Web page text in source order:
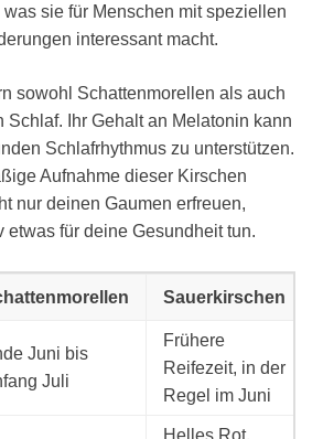
sie für Menschen mit speziellen
interessant macht.
sowohl Schattenmorellen als auch
Schlaf. Ihr Gehalt an Melatonin kann
Schlafrhythmus zu unterstützen.
Aufnahme dieser Kirschen
nur deinen Gaumen erfreuen,
etwas für deine Gesundheit tun.
Sauerkirschen
Juni bis
Juli
Frühere
Reifezeit, in der
Regel im Juni
Helles Rot,